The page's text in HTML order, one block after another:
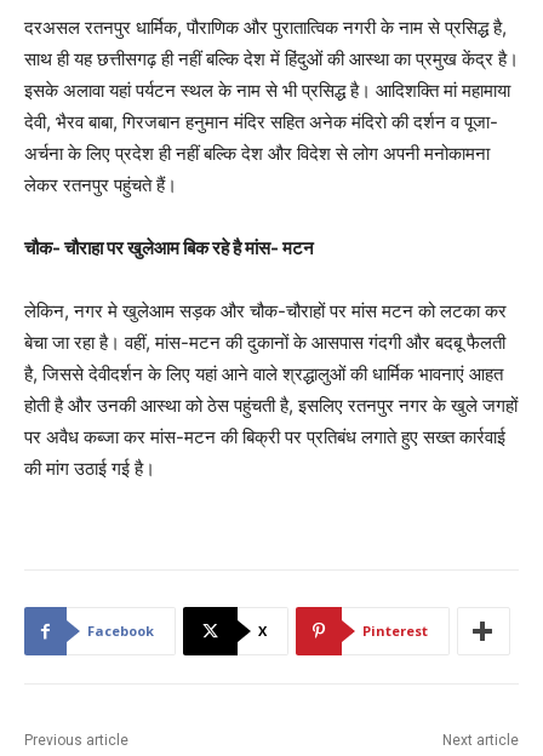
दरअसल रतनपुर धार्मिक, पौराणिक और पुरातात्विक नगरी के नाम से प्रसिद्ध है,
साथ ही यह छत्तीसगढ़ ही नहीं बल्कि देश में हिंदुओं की आस्था का प्रमुख केंद्र है।
इसके अलावा यहां पर्यटन स्थल के नाम से भी प्रसिद्ध है। आदिशक्ति मां महामाया
देवी, भैरव बाबा, गिरजबान हनुमान मंदिर सहित अनेक मंदिरो की दर्शन व पूजा-
अर्चना के लिए प्रदेश ही नहीं बल्कि देश और विदेश से लोग अपनी मनोकामना
लेकर रतनपुर पहुंचते हैं।
चौक- चौराहा पर खुलेआम बिक रहे है मांस- मटन
लेकिन, नगर मे खुलेआम सड़क और चौक-चौराहों पर मांस मटन को लटका कर
बेचा जा रहा है। वहीं, मांस-मटन की दुकानों के आसपास गंदगी और बदबू फैलती
है, जिससे देवीदर्शन के लिए यहां आने वाले श्रद्धालुओं की धार्मिक भावनाएं आहत
होती है और उनकी आस्था को ठेस पहुंचती है, इसलिए रतनपुर नगर के खुले जगहों
पर अवैध कब्जा कर मांस-मटन की बिक्री पर प्रतिबंध लगाते हुए सख्त कार्रवाई
की मांग उठाई गई है।
Facebook X Pinterest
Previous article Next article